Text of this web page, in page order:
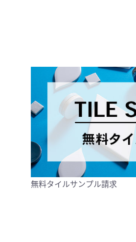
無料タイルサンプル請求